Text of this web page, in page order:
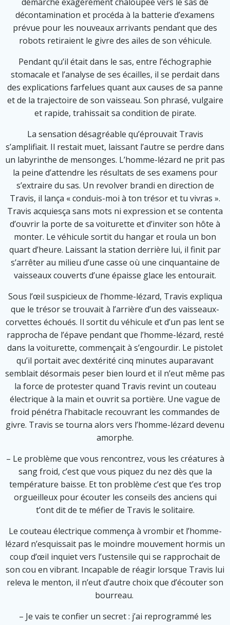
décontamination et procéda à la batterie d’examens
prévue pour les nouveaux arrivants pendant que des
robots retiraient le givre des ailes de son véhicule.
Pendant qu’il était dans le sas, entre l’échographie
stomacale et l’analyse de ses écailles, il se perdait dans
des explications farfelues quant aux causes de sa panne
et de la trajectoire de son vaisseau. Son phrasé, vulgaire
et rapide, trahissait sa condition de pirate.
La sensation désagréable qu’éprouvait Travis
s’amplifiait. Il restait muet, laissant l’autre se perdre dans
un labyrinthe de mensonges. L’homme-lézard ne prit pas
la peine d’attendre les résultats de ses examens pour
s’extraire du sas. Un revolver brandi en direction de
Travis, il lança « conduis-moi à ton trésor et tu vivras ».
Travis acquiesça sans mots ni expression et se contenta
d’ouvrir la porte de sa voiturette et d’inviter son hôte à
monter. Le véhicule sortit du hangar et roula un bon
quart d’heure. Laissant la station derrière lui, il finit par
s’arrêter au milieu d’une casse où une cinquantaine de
vaisseaux couverts d’une épaisse glace les entourait.
Sous l’œil suspicieux de l’homme-lézard, Travis expliqua
que le trésor se trouvait à l’arrière d’un des vaisseaux-
corvettes échoués. Il sortit du véhicule et d’un pas lent se
rapprocha de l’épave pendant que l’homme-lézard, resté
dans la voiturette, commençait à s’engourdir. Le pistolet
qu’il portait avec dextérité cinq minutes auparavant
semblait désormais peser bien lourd et il n’eut même pas
la force de protester quand Travis revint un couteau
électrique à la main et ouvrit sa portière. Une vague de
froid pénétra l’habitacle recouvrant les commandes de
givre. Travis se tourna alors vers l’homme-lézard devenu
amorphe.
– Le problème que vous rencontrez, vous les créatures à
sang froid, c’est que vous piquez du nez dès que la
température baisse. Et ton problème c’est que t’es trop
orgueilleux pour écouter les conseils des anciens qui
t’ont dit de te méfier de Travis le solitaire.
Le couteau électrique commença à vrombir et l’homme-
lézard n’esquissait pas le moindre mouvement hormis un
coup d’œil inquiet vers l’ustensile qui se rapprochait de
son cou en vibrant. Incapable de réagir lorsque Travis lui
releva le menton, il n’eut d’autre choix que d’écouter son
bourreau.
– Je vais te confier un secret : j’ai reprogrammé les